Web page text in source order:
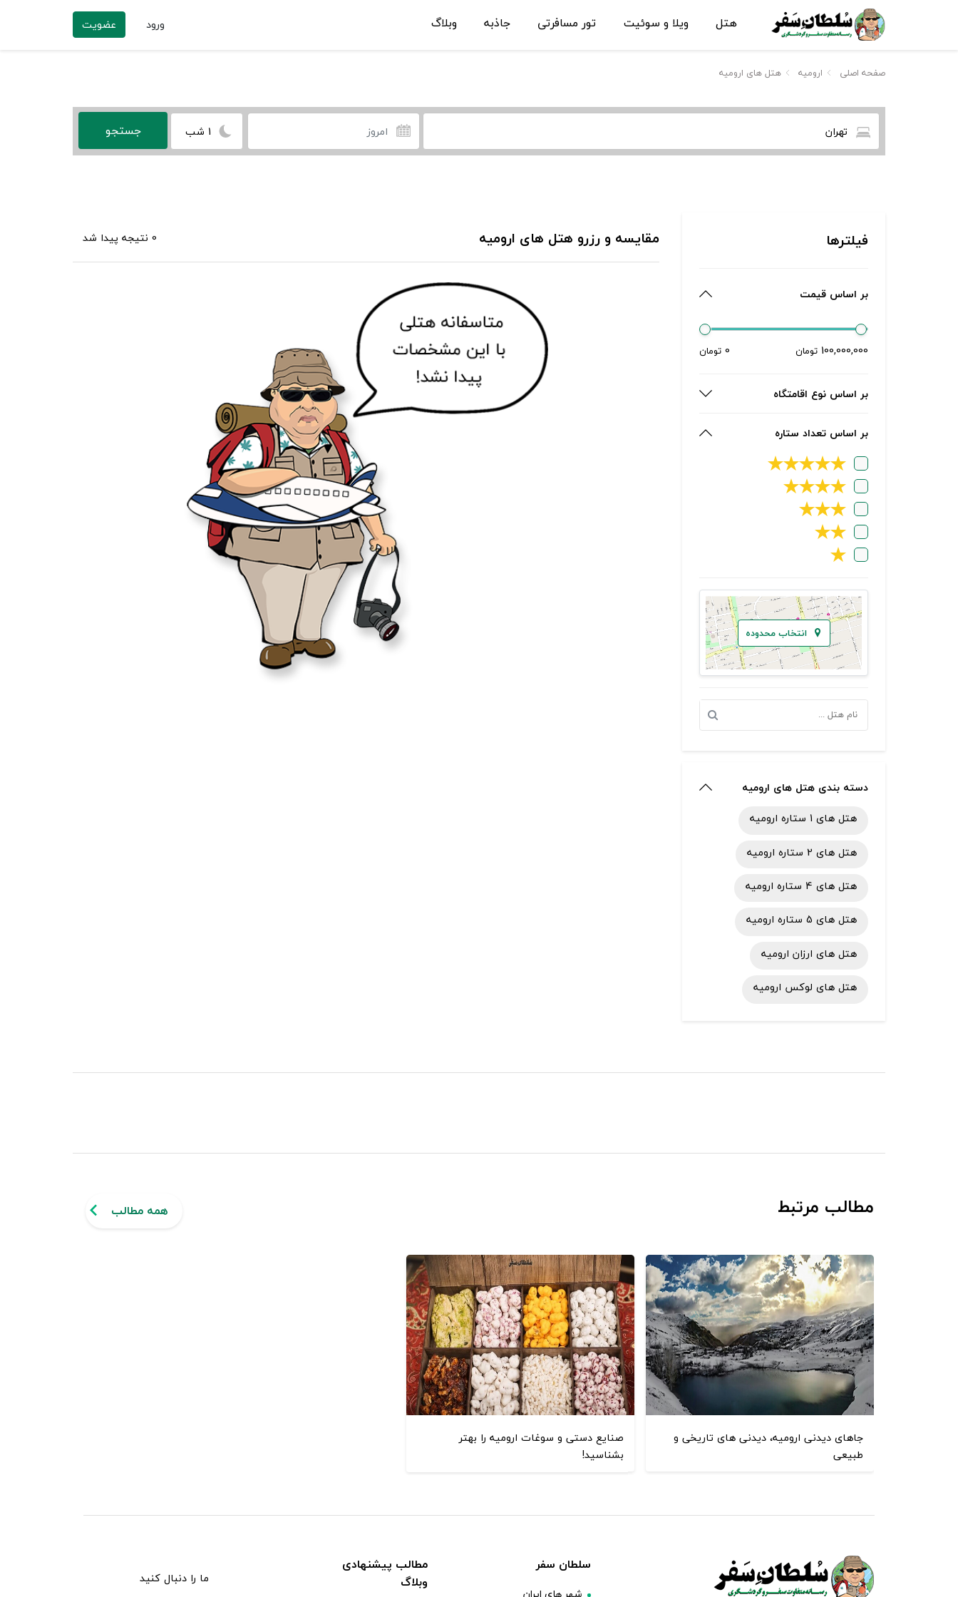
هتل ویلا و سوئیت تور مسافرتی جاذبه وبلاگ ورود عضویت
صفحه اصلی ارومیه هتل های ارومیه
تهران 1 شب
فیلترها
بر اساس قیمت
0 تومان 100,000,000 تومان
بر اساس نوع اقامتگاه
بر اساس تعداد ستاره
★
★
★
★
★
★
★
★
★
★
★
★
★
★
★
انتخاب محدوده
دسته بندی هتل های ارومیه
هتل های 1 ستاره ارومیه
هتل های 2 ستاره ارومیه
هتل های 4 ستاره ارومیه
هتل های 5 ستاره ارومیه
هتل های ارزان ارومیه
هتل های لوکس ارومیه
مقایسه و رزرو هتل های ارومیه 0 نتیجه پیدا شد
مطالب مرتبط همه مطالب
جاهای دیدنی ارومیه، دیدنی های تاریخی و
طبیعی
صنایع دستی و سوغات ارومیه را بهتر
بشناسید!
سلطان سفر
مطالب پیشنهادی
وبلاگ
ما را دنبال کنید